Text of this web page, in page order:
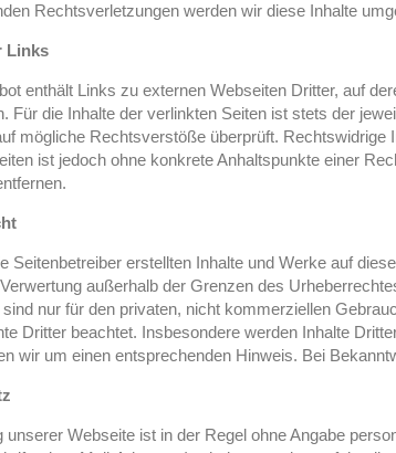
Rechtsverletzungen werden wir diese Inhalte
Links
enthält Links zu externen Webseiten Dritter, auf
Für die Inhalte der verlinkten Seiten ist stets der
mögliche Rechtsverstöße überprüft.
ist jedoch ohne konkrete Anhaltspunkte einer
Seitenbetreiber erstellten Inhalte und Werke auf
außerhalb der Grenzen des
nur für den privaten, nicht kommerziellen
Dritter beachtet. Insbesondere werden Inhalte
wir um einen entsprechenden Hinweis. Bei
unserer Webseite ist in der Regel ohne Angabe